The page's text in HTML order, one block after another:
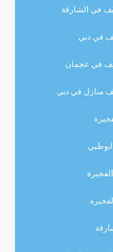
في الشارقة
في دبي
في عجمان
منازل في دبي